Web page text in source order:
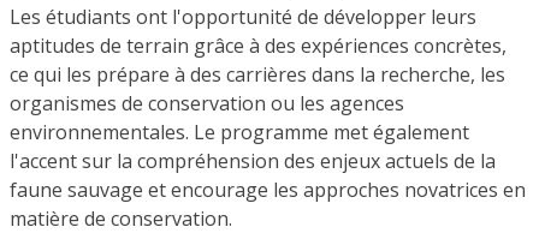
Les étudiants ont l'opportunité de développer leurs
aptitudes de terrain grâce à des expériences concrètes,
ce qui les prépare à des carrières dans la recherche, les
organismes de conservation ou les agences
environnementales. Le programme met également
l'accent sur la compréhension des enjeux actuels de la
faune sauvage et encourage les approches novatrices en
matière de conservation.